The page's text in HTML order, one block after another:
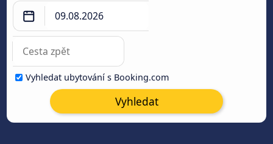
Vyhledat ubytování s Booking.com
Vyhledat